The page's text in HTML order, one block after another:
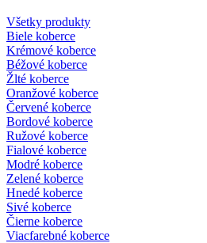
Všetky produkty
Biele koberce
Krémové koberce
Béžové koberce
Žlté koberce
Oranžové koberce
Červené koberce
Bordové koberce
Ružové koberce
Fialové koberce
Modré koberce
Zelené koberce
Hnedé koberce
Sivé koberce
Čierne koberce
Viacfarebné koberce